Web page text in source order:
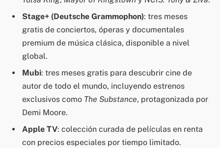
Stage+ (Deutsche Grammophon): tres meses
gratis de conciertos, óperas y documentales
premium de música clásica, disponible a nivel
global.
Mubi: tres meses gratis para descubrir cine de
autor de todo el mundo, incluyendo estrenos
exclusivos como The Substance, protagonizada por
Demi Moore.
Apple TV: colección curada de películas en renta
con precios especiales por tiempo limitado.